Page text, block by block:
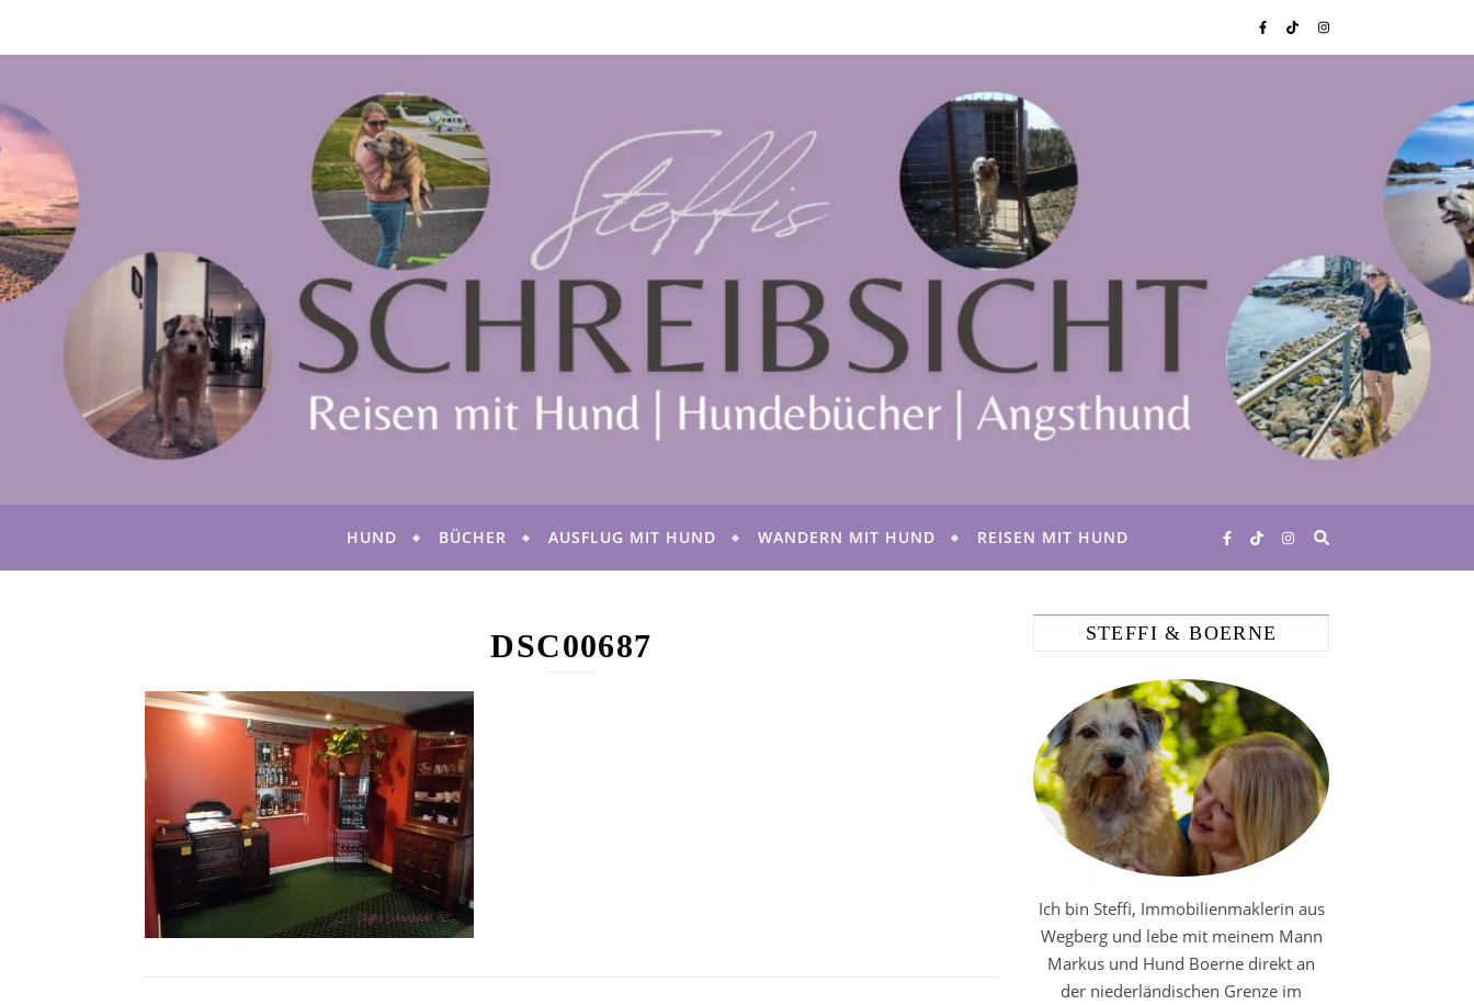
HUND BÜCHER AUSFLUG MIT HUND WANDERN MIT HUND REISEN MIT HUND
DSC00687 STEFFI & BOERNE
Ich bin Steffi, Immobilienmaklerin aus
Wegberg und lebe mit meinem Mann
Markus und Hund Boerne direkt an
der niederländischen Grenze im